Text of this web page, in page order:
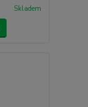
Skladem